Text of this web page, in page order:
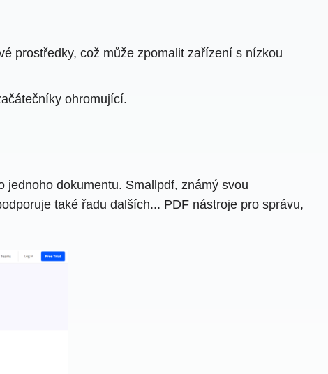
prostředky, což může zpomalit zařízení s nízkou
ohromující.
dokumentu. Smallpdf, známý svou
také řadu dalších... PDF nástroje pro správu,